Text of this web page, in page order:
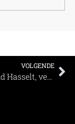
VOLGENDE
Verrassend Hasselt, vernieuwend Hasselt